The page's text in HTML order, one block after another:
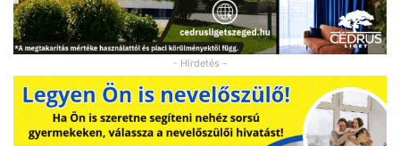
- Hirdetés -